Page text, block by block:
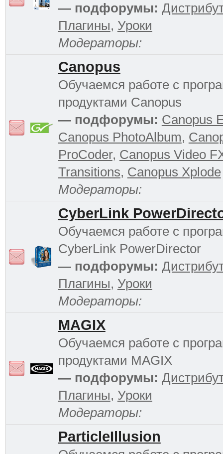
— подфорумы:
Плагины, Уроки
Модераторы:
Canopus
Обучаемся работе с
продуктами Canopus
— подфорумы: Canopus
Canopus PhotoAlbum,
ProCoder, Canopus Video
Transitions, Canopus Xplode
Модераторы:
CyberLink
Обучаемся работе с
CyberLink PowerDirector
— подфорумы:
Плагины, Уроки
Модераторы:
MAGIX
Обучаемся работе с
продуктами MAGIX
— подфорумы:
Плагины, Уроки
Модераторы:
ParticleIllusion